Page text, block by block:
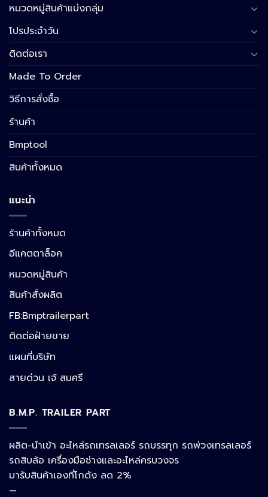
หมวดหมู่สินค้าแบ่งกลุ่ม
โปรประจำวัน
ติดต่อเรา
Made To Order
วิธีการสั่งซื้อ
ร้านค้า
Bmptool
สินค้าทั้งหมด
แนะนำ
ร้านค้าทั้งหมด
อีแคตตาล็อค
หมวดหมู่สินค้า
สินค้าสั่งผลิต
FB:Bmptrailerpart
ติดต่อฝ่ายขาย
แผนที่บริษัท
สายด่วน เจ้ สมศรี
B.M.P. TRAILER PART
ผลิต-นำเข้า อะไหล่รถเทรลเลอร์ รถบรรทุก รถพ่วงเทรลเลอร์
รถสิบล้อ เครื่องมือช่างและอะไหล่ครบวงจร
มารับสินค้าเองที่โกดัง ลด 2%
—